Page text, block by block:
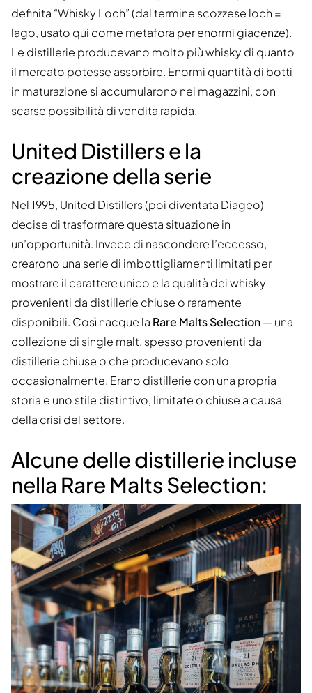
definita “Whisky Loch” (dal termine scozzese loch =
lago, usato qui come metafora per enormi giacenze).
Le distillerie producevano molto più whisky di quanto
il mercato potesse assorbire. Enormi quantità di botti
in maturazione si accumularono nei magazzini, con
scarse possibilità di vendita rapida.
United Distillers e la
creazione della serie
Nel 1995, United Distillers (poi diventata Diageo)
decise di trasformare questa situazione in
un’opportunità. Invece di nascondere l’eccesso,
crearono una serie di imbottigliamenti limitati per
mostrare il carattere unico e la qualità dei whisky
provenienti da distillerie chiuse o raramente
disponibili. Così nacque la Rare Malts Selection— una
collezione di single malt, spesso provenienti da
distillerie chiuse o che producevano solo
occasionalmente. Erano distillerie con una propria
storia e uno stile distintivo, limitate o chiuse a causa
della crisi del settore.
Alcune delle distillerie incluse
nella Rare Malts Selection: